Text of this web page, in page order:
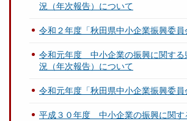
況（年次報告）について
令和２年度「秋田県中小企業振興委
令和元年度 中小企業の振興に関する
況（年次報告）について
令和元年度「秋田県中小企業振興委
平成３０年度 中小企業の振興に関す